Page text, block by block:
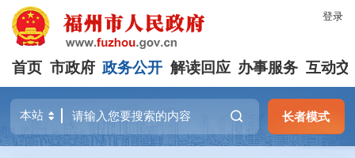
登录
首页 市政府 政务公开 解读回应 办事服务 互动交
长者模式